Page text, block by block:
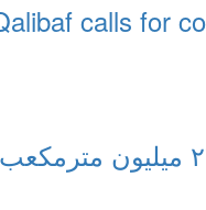
Qalibaf calls for
خط قرمز سد زاینده‌رود، ۲۳۶ میلیون مترمکعب